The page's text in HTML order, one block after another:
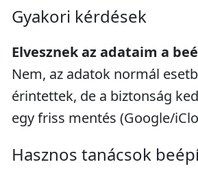
Gyakori kérdések
Elvesznek az adataim a
Nem, az adatok normál
érintettek, de a biztonság
egy friss mentés (Google/
Hasznos tanácsok